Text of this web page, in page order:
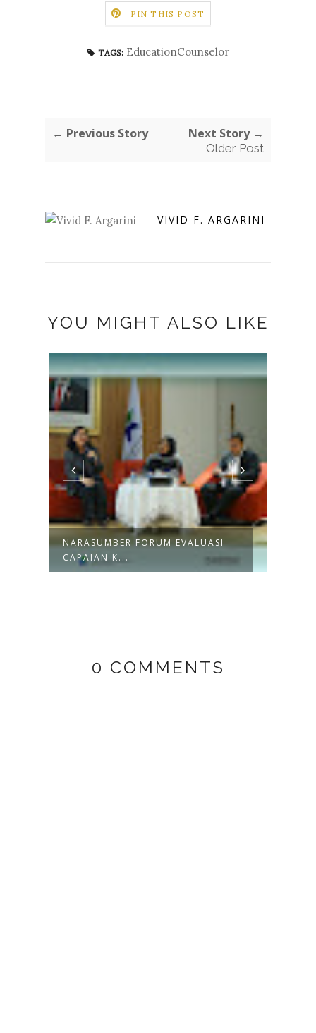
PIN THIS POST
TAGS: EducationCounselor
← Previous Story Next Story →
Older Post
VIVID F. ARGARINI
YOU MIGHT ALSO LIKE
NARASUMBER FORUM EVALUASI
CAPAIAN K...
0 COMMENTS